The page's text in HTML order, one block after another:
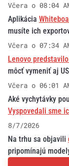
Včera o 08:04
Aplikácia
musíte ich
Včera o 07:34
Lenovo
môcť vymeniť aj
Včera o 06:01
Aké vychytávky
Vyspovedali sme
8/7/2026
Na trhu sa objavili
pripomínajú